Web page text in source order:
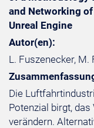
and Networking
Unreal Engine
Autor(en):
L. Fuszenecker, M.
Die
Potenzial birgt,
verändern.